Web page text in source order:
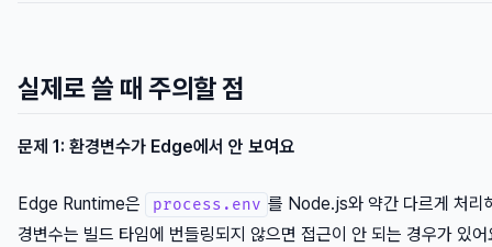
실제로 쓸 때 주의할 점
문제 1: 환경변수가 Edge에서 안 보여요
Edge Runtime은 process.env 를 Node.js와 약간 다르게 처리
경변수는 빌드 타임에 번들링되지 않으면 접근이 안 되는 경우가 있